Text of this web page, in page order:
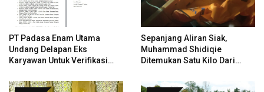
PT Padasa Enam Utama
Undang Delapan Eks
Karyawan Untuk Verifikasi
PHI
Sepanjang Aliran Siak,
Muhammad Shidiqie
Ditemukan Satu Kilo Dari